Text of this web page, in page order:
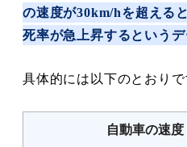
の速度が30km/hを超える
死率が急上昇するというデ
具体的には以下のとおりで
自動車の速度